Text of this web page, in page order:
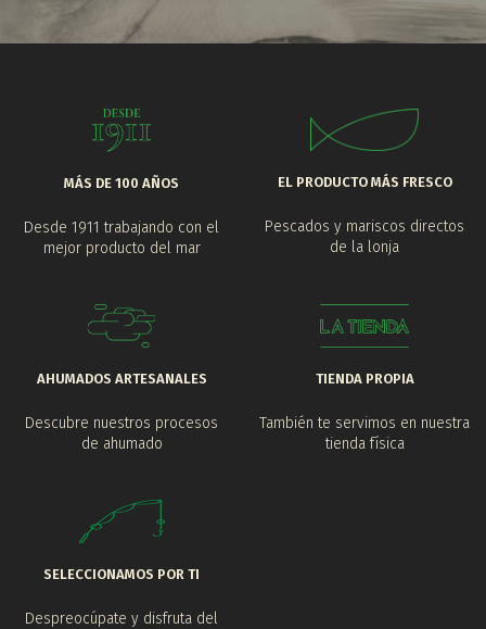
MÁS DE 100 AÑOS
Desde 1911 trabajando con el
mejor producto del mar
EL PRODUCTO MÁS FRESCO
Pescados y mariscos directos
de la lonja
AHUMADOS ARTESANALES
Descubre nuestros procesos
de ahumado
TIENDA PROPIA
También te servimos en nuestra
tienda física
SELECCIONAMOS POR TI
Despreocúpate y disfruta del